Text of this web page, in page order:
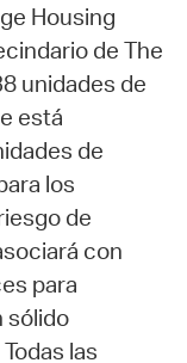
Housing
de The
unidades de
está
de
los
de
con
para
sólido
las